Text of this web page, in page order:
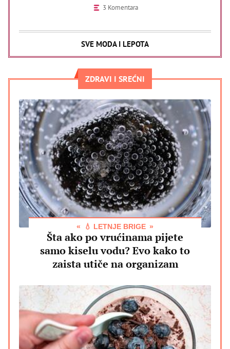
3 Komentara
SVE MODA I LEPOTA
ZDRAVI I SREĆNI
💧 LETNJE BRIGE
Šta ako po vrućinama pijete
samo kiselu vodu? Evo kako to
zaista utiče na organizam